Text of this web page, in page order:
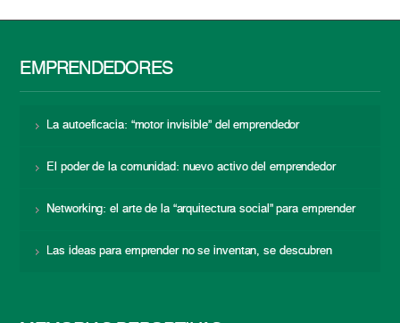
EMPRENDEDORES
La autoeficacia: “motor invisible” del emprendedor
El poder de la comunidad: nuevo activo del emprendedor
Networking: el arte de la “arquitectura social” para emprender
Las ideas para emprender no se inventan, se descubren